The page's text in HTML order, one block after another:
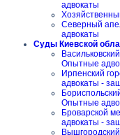
адвокаты
Северный
адвокаты
Суды Киевской
Опытные
Ирпенский
адвокаты -
Опытные
Броварской
адвокаты -